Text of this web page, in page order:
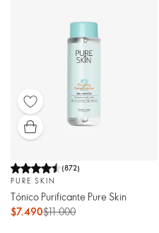
(872)
PURE SKIN
Tónico Purificante Pure Skin
$7.490$11.000